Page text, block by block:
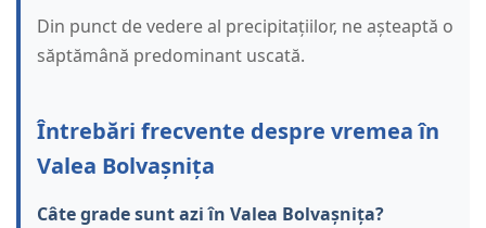
Din punct de vedere al precipitațiilor, ne așteaptă o
săptămână predominant uscată.
Întrebări frecvente despre vremea în
Valea Bolvașnița
Câte grade sunt azi în Valea Bolvașnița?